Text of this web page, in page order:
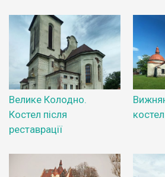
Велике Колодно.
Костел після
реставрації
костел